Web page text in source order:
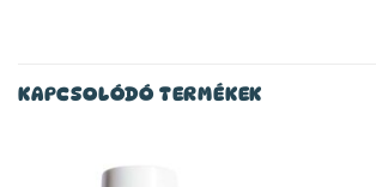
KAPCSOLÓDÓ TERMÉKEK